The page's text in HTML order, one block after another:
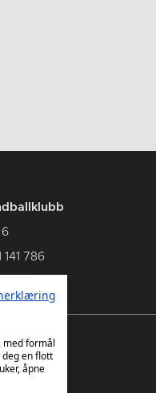
786
med formål
en flott
åpne